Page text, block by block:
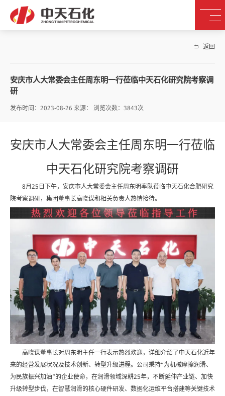
返回
安庆市人大常委会主任周东明一行莅临中天石化研究院考察调
研
发布时间：2023-08-26 来源： 浏览次数：3843次
安庆市人大常委会主任周东明一行莅临
中天石化研究院考察调研
8月25日下午，安庆市人大常委会主任周东明率队莅临中天石化合肥研究
院考察调研，集团董事长高晓谋和相关负责人热情接待。
高晓谋董事长对周东明主任一行表示热烈欢迎，详细介绍了中天石化近年
来的经营发展状况及技术创新、转型升级进程。公司秉持“为机械摩擦润滑、
为民族振兴加油”的企业使命，在润滑领域深耕25年，不断延伸产业链、加快
升级转型步伐，在智慧润滑的核心硬件研发、数据化运维平台搭建等关键技术